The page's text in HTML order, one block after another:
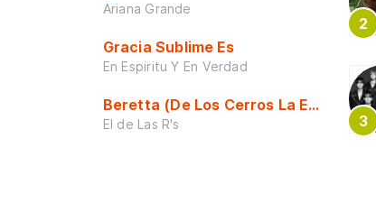
Ariana Grande
Gracia Sublime Es
En Espiritu Y En Verdad
Beretta (De Los Cerros La Escuela)
El de Las R's